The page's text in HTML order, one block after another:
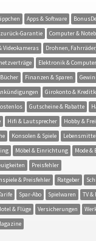
Apps & Software
zurück-Garantie
Computer &
Videokameras
Drohnen,
Elektronik & Computer
Finanzen & Sparen
Girokonto &
Gutscheine & Rabatte
Hifi & Lautsprecher Hobby &
Konsolen & Spiele
Möbel & Einrichtung
Mode &
Preisfehler
& Preisfehler
Ratgeber
Spar-Abo Spielwaren
TV &
& Flüge
Versicherungen